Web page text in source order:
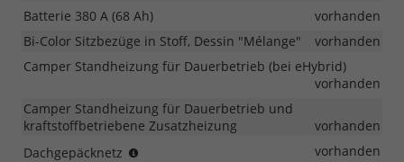
Batterie 380 A (68 Ah)
vorhanden
Bi-Color Sitzbezüge in Stoff, Dessin "Mélange"
vorhanden
Camper Standheizung für Dauerbetrieb (bei eHybrid)
vorhanden
Camper Standheizung für Dauerbetrieb und
kraftstoffbetriebene Zusatzheizung
vorhanden
Dachgepäcknetz
vorhanden